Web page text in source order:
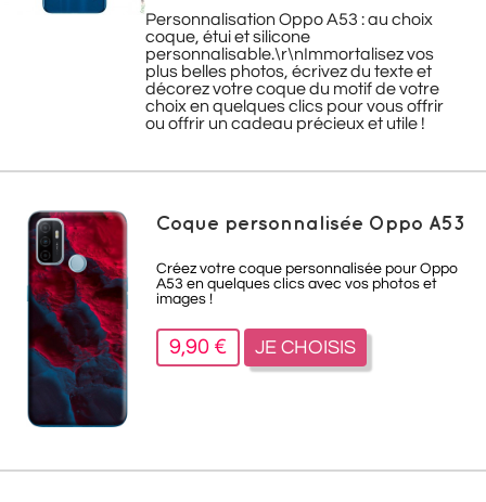
Personnalisation Oppo A53 : au choix
coque, étui et silicone
personnalisable.\r\nImmortalisez vos
plus belles photos, écrivez du texte et
décorez votre coque du motif de votre
choix en quelques clics pour vous offrir
ou offrir un cadeau précieux et utile !
Coque personnalisée Oppo A53
Créez votre coque personnalisée pour Oppo
A53 en quelques clics avec vos photos et
images !
9,90 € JE CHOISIS